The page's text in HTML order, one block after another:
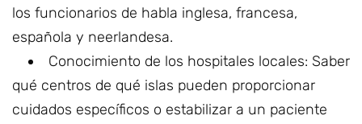
los funcionarios de habla inglesa, francesa,
española y neerlandesa.
Conocimiento de los hospitales locales: Saber
qué centros de qué islas pueden proporcionar
cuidados específicos o estabilizar a un paciente